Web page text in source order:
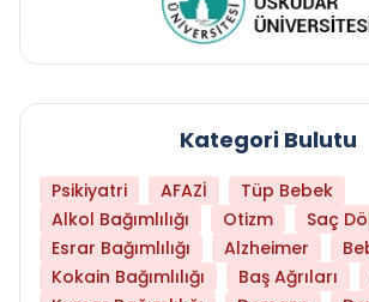
Kategori Bulutu
Psikiyatri AFAZİ
Tüp Bebek
Alkol Bağımlılığı
Otizm
Saç
Esrar Bağımlılığı
Alzheimer
Kokain Bağımlılığı
Baş Ağrıları